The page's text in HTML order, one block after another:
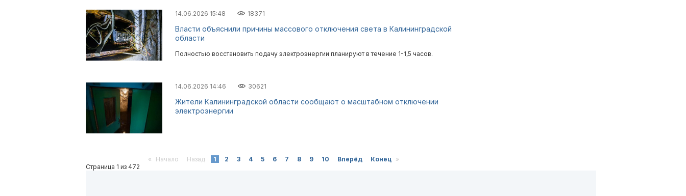
14.06.2026 15:48 18371
Власти объяснили причины массового отключения света в Калининградской
области
Полностью восстановить подачу электроэнергии планируют в течение 1-1,5 часов.
14.06.2026 14:46 30621
Жители Калининградской области сообщают о масштабном отключении
электроэнергии
« Начало Назад 1 2 3 4 5 6 7 8 9 10 Вперёд Конец »
Страница 1 из 472